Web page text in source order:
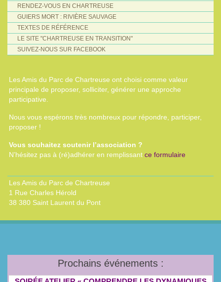
RENDEZ-VOUS EN CHARTREUSE
GUIERS MORT : RIVIÈRE SAUVAGE
TEXTES DE RÉFÉRENCE
LE SITE "CHARTREUSE EN TRANSITION"
SUIVEZ-NOUS SUR FACEBOOK
Les Amis du Parc de Chartreuse ont choisi comme valeur
principale de proposer, solliciter, générer une approche
participative.
Nous vous espérons très nombreux pour répondre, participer,
proposer !
Vous souhaitez soutenir l’association ?
N’hésitez pas à (ré)adhérer en remplissant ce formulaire
Les Amis du Parc de Chartreuse
1 Rue Charles Hérold
38 380 Saint Laurent du Pont
Prochains événements :